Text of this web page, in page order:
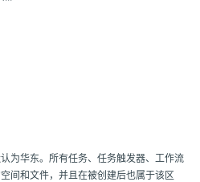
为华东。所有任务、任务触发器、工作流
间和文件，并且在被创建后也属于该区